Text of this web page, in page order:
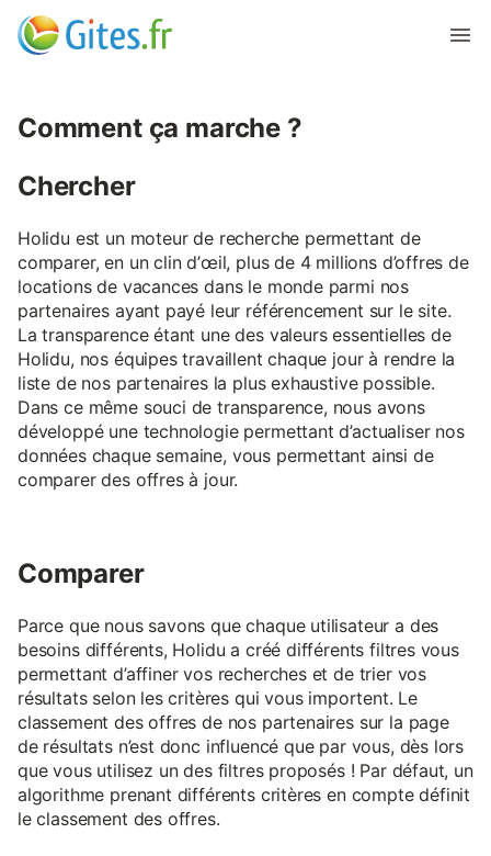
Comment ça marche ?
Chercher
Holidu est un moteur de recherche permettant de
comparer, en un clin d’œil, plus de 4 millions d’offres de
locations de vacances dans le monde parmi nos
partenaires ayant payé leur référencement sur le site.
La transparence étant une des valeurs essentielles de
Holidu, nos équipes travaillent chaque jour à rendre la
liste de nos partenaires la plus exhaustive possible.
Dans ce même souci de transparence, nous avons
développé une technologie permettant d’actualiser nos
données chaque semaine, vous permettant ainsi de
comparer des offres à jour.
Comparer
Parce que nous savons que chaque utilisateur a des
besoins différents, Holidu a créé différents filtres vous
permettant d’affiner vos recherches et de trier vos
résultats selon les critères qui vous importent. Le
classement des offres de nos partenaires sur la page
de résultats n’est donc influencé que par vous, dès lors
que vous utilisez un des filtres proposés ! Par défaut, un
algorithme prenant différents critères en compte définit
le classement des offres.